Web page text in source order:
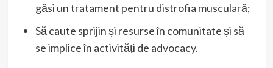
găsi un tratament pentru distrofia musculară;
Să caute sprijin și resurse în comunitate și să
se implice în activități de advocacy.